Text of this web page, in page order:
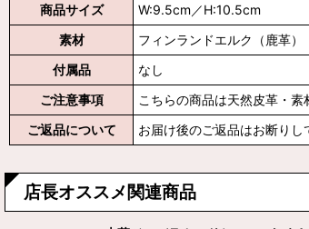
商品サイズ
W:9.5cm／H:10.5cm
素材
フィンランドエルク（鹿革）
付属品
なし
ご注意事項
こちらの商品は天然皮革・
ご返品について
お届け後のご返品はお断りし
店長オススメ関連商品